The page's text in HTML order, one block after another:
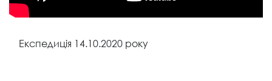
Експедиція 14.10.2020 року